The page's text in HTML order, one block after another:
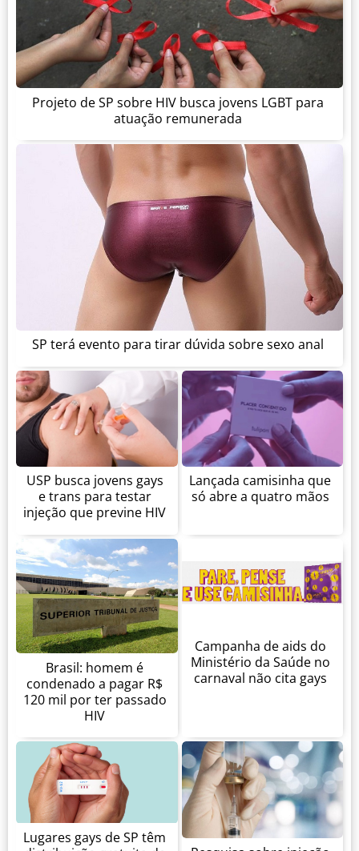
Projeto de SP sobre HIV busca jovens LGBT para
atuação remunerada
SP terá evento para tirar dúvida sobre sexo anal
USP busca jovens gays
e trans para testar
injeção que previne HIV
Lançada camisinha que
só abre a quatro mãos
Brasil: homem é
condenado a pagar R$
120 mil por ter passado
HIV
Campanha de aids do
Ministério da Saúde no
carnaval não cita gays
Lugares gays de SP têm